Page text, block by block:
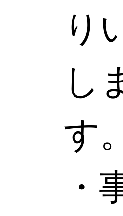
り
し
す。
・